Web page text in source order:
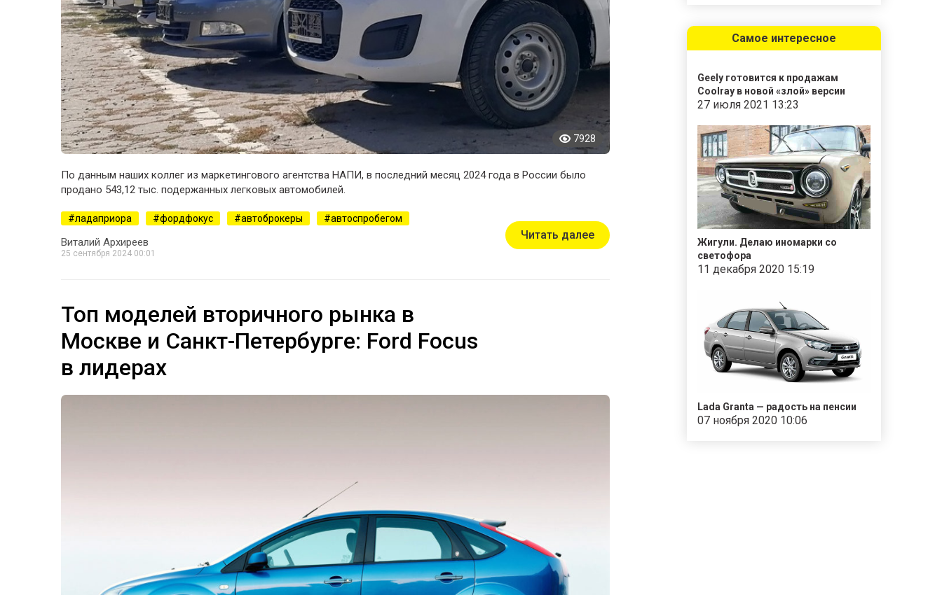
7928
По данным наших коллег из маркетингового агентства НАПИ, в последний месяц 2024 года в России было
продано 543,12 тыс. подержанных легковых автомобилей.
ладаприора фордфокус автоброкеры автоспробегом
Виталий Архиреев
25 сентября 2024 00:01
Читать далее
Топ моделей вторичного рынка в
Москве и Санкт-Петербурге: Ford Focus
в лидерах
Самое интересное
Geely готовится к продажам
Coolray в новой «злой» версии
27 июля 2021 13:23
Жигули. Делаю иномарки со
светофора
11 декабря 2020 15:19
Lada Granta — радость на пенсии
07 ноября 2020 10:06